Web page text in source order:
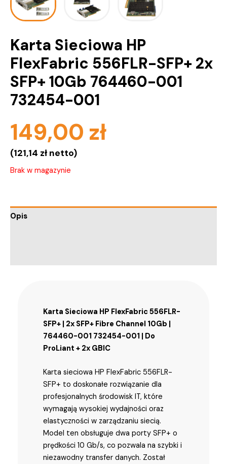
Karta Sieciowa HP
FlexFabric 556FLR-SFP+ 2x
SFP+ 10Gb 764460-001
732454-001
149,00 zł
(121,14 zł netto)
Brak w magazynie
Opis
Karta Sieciowa HP FlexFabric 556FLR-
SFP+ | 2x SFP+ Fibre Channel 10Gb |
764460-001 732454-001 | Do
ProLiant + 2x GBIC
Karta sieciowa HP FlexFabric 556FLR-
SFP+ to doskonałe rozwiązanie dla
profesjonalnych środowisk IT, które
wymagają wysokiej wydajności oraz
elastyczności w zarządzaniu siecią.
Model ten obsługuje dwa porty SFP+ o
prędkości 10 Gb/s, co pozwala na szybki i
niezawodny transfer danych. Został